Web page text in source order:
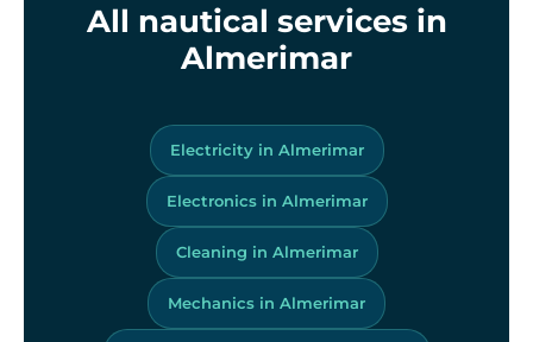
All nautical services in
Almerimar
Electricity in Almerimar
Electronics in Almerimar
Cleaning in Almerimar
Mechanics in Almerimar